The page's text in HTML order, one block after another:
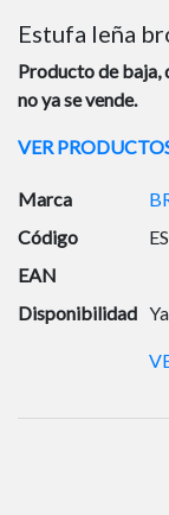
Estufa leña
Producto de baja,
no ya se vende.
VER
Marca
Código
EAN
Disponibilidad